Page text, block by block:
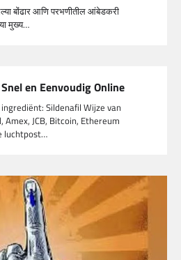
बोंढार आणि परभणीतील आंबेडकरी
मुख्य…
en Eenvoudig Online
Sildenafil Wijze van
JCB, Bitcoin, Ethereum
luchtpost…